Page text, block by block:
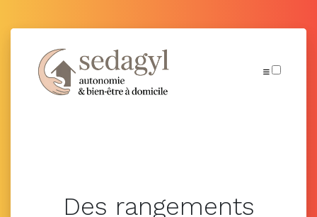
Des rangements